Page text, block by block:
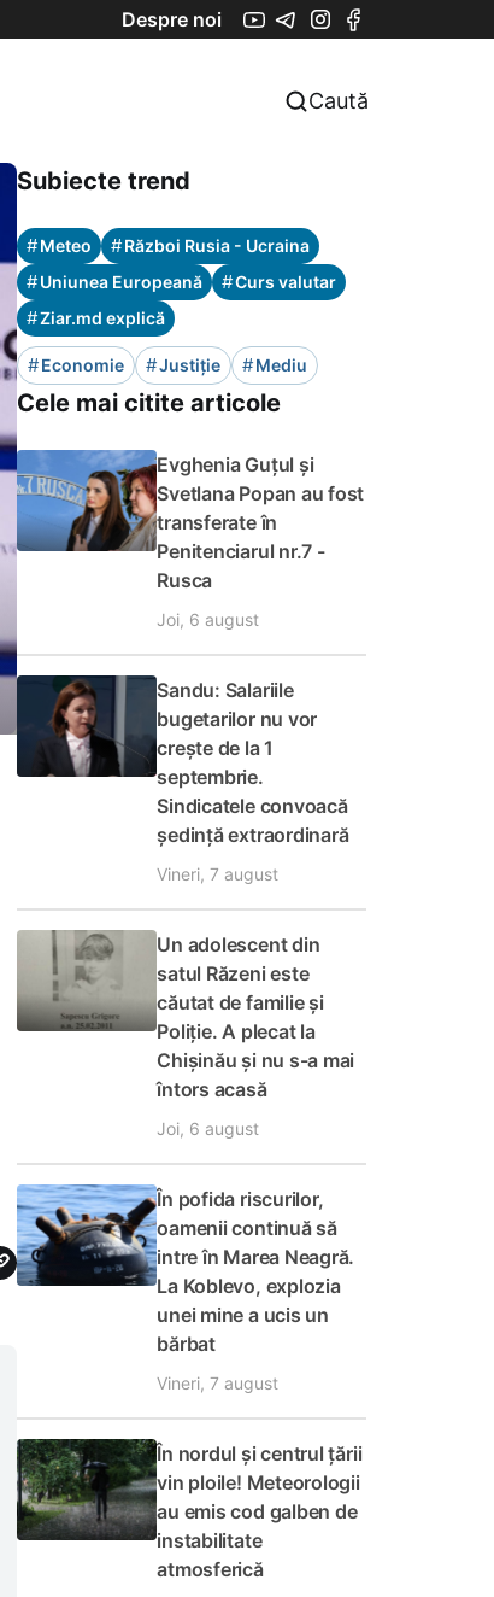
Despre noi
Caută
Subiecte trend
#Meteo #Război Rusia - Ucraina
#Uniunea Europeană #Curs valutar
#Ziar.md explică
#Economie #Justiție #Mediu
Cele mai citite articole
Evghenia Guțul și
Svetlana Popan au fost
transferate în
Penitenciarul nr.7 -
Rusca
Joi, 6 august
Sandu: Salariile
bugetarilor nu vor
crește de la 1
septembrie.
Sindicatele convoacă
ședință extraordinară
Vineri, 7 august
Un adolescent din
satul Răzeni este
căutat de familie și
Poliție. A plecat la
Chișinău și nu s-a mai
întors acasă
Joi, 6 august
În pofida riscurilor,
oamenii continuă să
intre în Marea Neagră.
La Koblevo, explozia
unei mine a ucis un
bărbat
Vineri, 7 august
În nordul și centrul țării
vin ploile! Meteorologii
au emis cod galben de
instabilitate
atmosferică